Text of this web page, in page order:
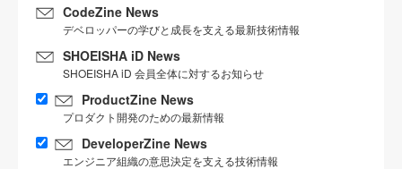
CodeZine News
デベロッパーの学びと成長を支える最新技術情報
SHOEISHA iD News
SHOEISHA iD 会員全体に対するお知らせ
ProductZine News
プロダクト開発のための最新情報
DeveloperZine News
エンジニア組織の意思決定を支える技術情報